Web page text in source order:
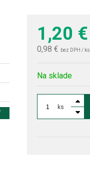
1,20 €
0,98 € bez DPH / ks
Na sklade
ks